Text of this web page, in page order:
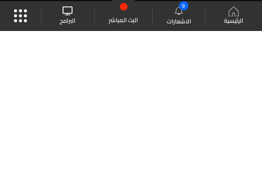
الرئيسية الاشعارات
9
البث المباشر البرامج
موقع البرامج الجدول البث المباشر